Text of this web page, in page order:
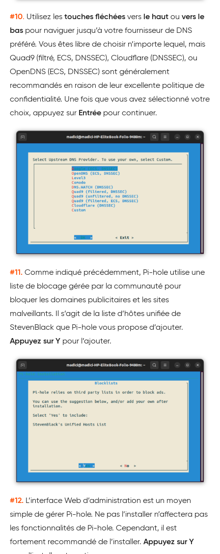
#10. Utilisez les touches fléchées vers le haut ou vers le
bas pour naviguer jusqu’à votre fournisseur de DNS
préféré. Vous êtes libre de choisir n’importe lequel, mais
Quad9 (filtré, ECS, DNSSEC), Cloudflare (DNSSEC), ou
OpenDNS (ECS, DNSSEC) sont généralement
recommandés en raison de leur excellente politique de
confidentialité. Une fois que vous avez sélectionné votre
choix, appuyez sur Entrée pour continuer.
#11. Comme indiqué précédemment, Pi-hole utilise une
liste de blocage gérée par la communauté pour
bloquer les domaines publicitaires et les sites
malveillants. Il s’agit de la liste d’hôtes unifiée de
StevenBlack que Pi-hole vous propose d’ajouter.
Appuyez sur Y pour l’ajouter.
#12. L’interface Web d’administration est un moyen
simple de gérer Pi-hole. Ne pas l’installer n’affectera pas
les fonctionnalités de Pi-hole. Cependant, il est
fortement recommandé de l’installer. Appuyez sur Y